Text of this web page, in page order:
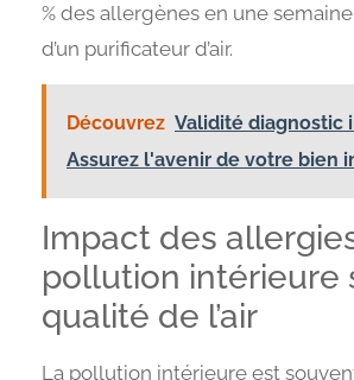
% des allergènes en une
d’un purificateur d’air.
Découvrez Validité diagnostic
Assurez l'avenir de votre bien
Impact des
pollution intérieure
qualité de l’air
La pollution intérieure est